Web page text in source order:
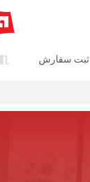
ثبت سفارش